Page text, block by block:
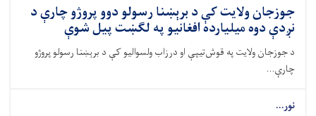
جوزجان ولایت کې د برېښنا رسولو دوو پروژو چارې د
نږدې دوه میلیارده افغانیو په لګښت پیل شوې
د جوزجان ولایت په قوش‌تیپې او درزاب ولسوالیو کې د برېښنا رسولو پروژو
چارې...
نور...